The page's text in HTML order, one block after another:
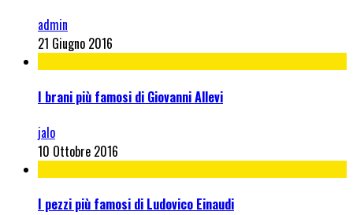
admin
21 Giugno 2016
I brani più famosi di Giovanni Allevi
jalo
10 Ottobre 2016
I pezzi più famosi di Ludovico Einaudi